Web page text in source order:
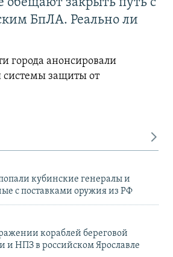
обещают закрыть путь с
БпЛА. Реально ли
города анонсировали
системы защиты от
кубинские генералы и
с поставками оружия из РФ
кораблей береговой
и НПЗ в российском Ярославле